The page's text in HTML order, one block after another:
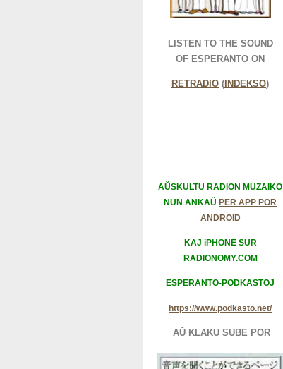
LISTEN TO THE SOUND
OF ESPERANTO ON
RETRADIO ( INDEKSO)
AŬSKULTU RADION MUZAIKO
NUN ANKAŬ PER APP POR
ANDROID
KAJ iPHONE SUR
RADIONOMY.COM
ESPERANTO-PODKASTOJ
https://www.podkasto.net/
AŬ KLAKU SUBE POR